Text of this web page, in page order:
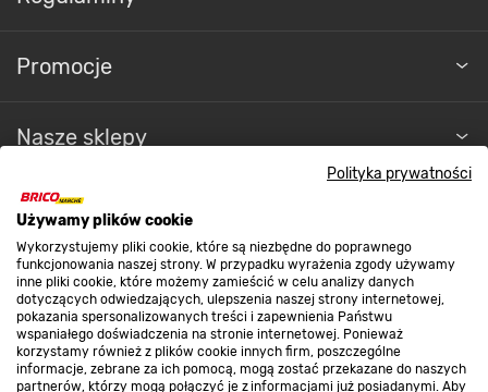
Polityka prywatności
Używamy plików cookie
Wykorzystujemy pliki cookie, które są niezbędne do poprawnego
funkcjonowania naszej strony. W przypadku wyrażenia zgody używamy
inne pliki cookie, które możemy zamieścić w celu analizy danych
dotyczących odwiedzających, ulepszenia naszej strony internetowej,
pokazania spersonalizowanych treści i zapewnienia Państwu
wspaniałego doświadczenia na stronie internetowej. Ponieważ
korzystamy również z plików cookie innych firm, poszczególne
informacje, zebrane za ich pomocą, mogą zostać przekazane do naszych
partnerów, którzy mogą połączyć je z informacjami już posiadanymi. Aby
Promocje
Nasze sklepy
O nas
Kontakt do sklepu
Strefa biznesu